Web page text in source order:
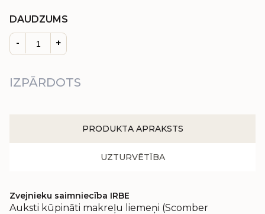
DAUDZUMS
- +
IZPĀRDOTS
PRODUKTA APRAKSTS
UZTURVĒTĪBA
Zvejnieku saimniecība IRBE
Auksti kūpināti makreļu liemeņi (Scomber